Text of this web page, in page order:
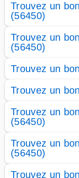
Trouvez un
(56450)
Trouvez un
(56450)
Trouvez un
Trouvez un
Trouvez un
(56450)
Trouvez un
(56450)
Trouvez un